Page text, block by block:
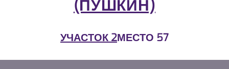
(ПУШКИН)
УЧАСТОК 2МЕСТО 57